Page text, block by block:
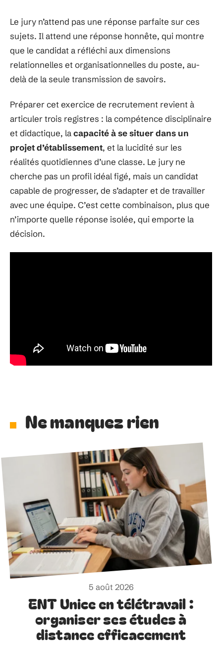
Le jury n’attend pas une réponse parfaite sur ces
sujets. Il attend une réponse honnête, qui montre
que le candidat a réfléchi aux dimensions
relationnelles et organisationnelles du poste, au-
delà de la seule transmission de savoirs.
Préparer cet exercice de recrutement revient à
articuler trois registres : la compétence disciplinaire
et didactique, lacapacité à se situer dans un
projet d’établissement, et la lucidité sur les
réalités quotidiennes d’une classe. Le jury ne
cherche pas un profil idéal figé, mais un candidat
capable de progresser, de s’adapter et de travailler
avec une équipe. C’est cette combinaison, plus que
n’importe quelle réponse isolée, qui emporte la
décision.
Ne manquez rien
5 août 2026
ENT Unice en télétravail :
organiser ses études à
distance efficacement